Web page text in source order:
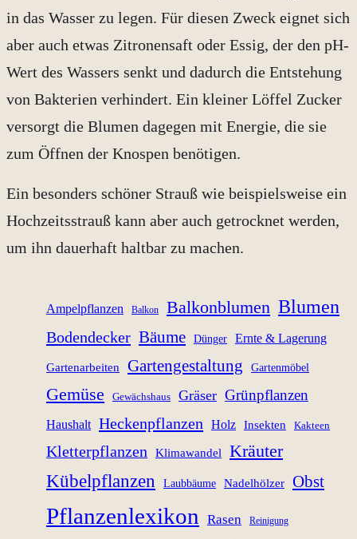
in das Wasser zu legen. Für diesen Zweck eignet sich
aber auch etwas Zitronensaft oder Essig, der den pH-
Wert des Wassers senkt und dadurch die Entstehung
von Bakterien verhindert. Ein kleiner Löffel Zucker
versorgt die Blumen dagegen mit Energie, die sie
zum Öffnen der Knospen benötigen.
Ein besonders schöner Strauß wie beispielsweise ein
Hochzeitsstrauß kann aber auch getrocknet werden,
um ihn dauerhaft haltbar zu machen.
Ampelpflanzen Balkon Balkonblumen Blumen
Bodendecker Bäume Dünger Ernte & Lagerung
Gartenarbeiten Gartengestaltung Gartenmöbel
Gemüse Gewächshaus Gräser Grünpflanzen
Haushalt Heckenpflanzen Holz Insekten Kakteen
Kletterpflanzen Klimawandel Kräuter
Kübelpflanzen Laubbäume Nadelhölzer Obst
Pflanzenlexikon Rasen Reinigung